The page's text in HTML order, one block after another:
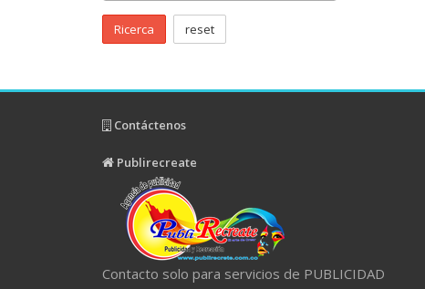
Ricerca reset
Contáctenos
Publirecreate
Contacto solo para servicios de PUBLICIDAD